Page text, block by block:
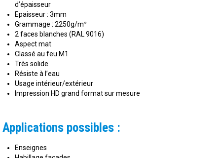
d’épaisseur
Epaisseur : 3mm
Grammage : 2250g/m²
2 faces blanches (RAL 9016)
Aspect mat
Classé au feu M1
Très solide
Résiste à l’eau
Usage intérieur/extérieur
Impression HD grand format sur mesure
Applications possibles :
Enseignes